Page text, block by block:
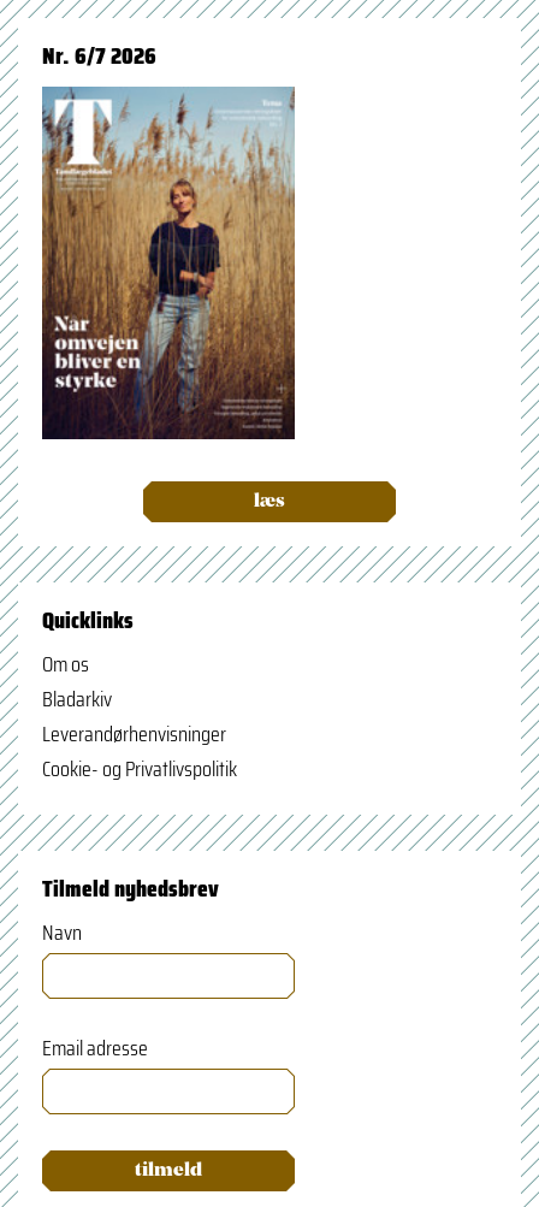
Nr. 6/7 2026
læs
Quicklinks
Om os
Bladarkiv
Leverandørhenvisninger
Cookie- og Privatlivspolitik
Tilmeld nyhedsbrev
Navn
Email adresse